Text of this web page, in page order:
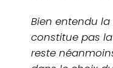
Bien entendu
consti­tue pas
reste